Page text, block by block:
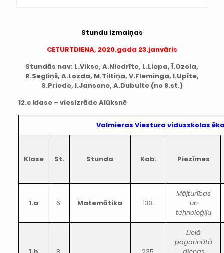
Stundu izmaiņas
CETURTDIENA, 2020.gada 23.janvāris
Stundās nav: L.Vikse, A.Niedrīte, L.Liepa, Ī.Ozola,
R.Segliņš, A.Lozda, M.Tiltiņa, V.Fleminga, I.Upīte,
S.Priede, I.Jansone, A.Dubulte (no 8.st.)
12.c klase – viesizrāde Alūksnē
Valmieras Viestura vidusskolas
Klase St. Stunda Kab. Piezīmes
1.a 6. Matemātika 133.
Mājturības
un
tehnoloģiju
Lielā
pagarinātā